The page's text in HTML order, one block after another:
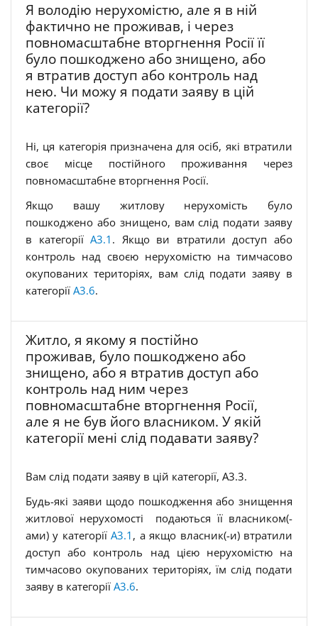
Я володію нерухомістю, але я в ній
фактично не проживав, і через
повномасштабне вторгнення Росії її
було пошкоджено або знищено, або
я втратив доступ або контроль над
нею. Чи можу я подати заяву в цій
категорії?
Ні, ця категорія призначена для осіб, які втратили
своє місце постійного проживання через
повномасштабне вторгнення Росії.
Якщо вашу житлову нерухомість було
пошкоджено або знищено, вам слід подати заяву
в категоріїA3.1 . Якщо ви втратили доступ або
контроль над своєю нерухомістю на тимчасово
окупованих територіях, вам слід подати заяву в
категорії A3.6.
Житло, я якому я постійно
проживав, було пошкоджено або
знищено, або я втратив доступ або
контроль над ним через
повномасштабне вторгнення Росії,
але я не був його власником. У якій
категорії мені слід подавати заяву?
Вам слід подати заяву в цій категорії, A3.3.
Будь-які заяви щодо пошкодження або знищення
житлової нерухомості подаються її власником(-
ами) у категоріїA3.1 , а якщо власник(-и) втратили
доступ або контроль над цією нерухомістю на
тимчасово окупованих територіях, їм слід подати
заяву в категорії A3.6.